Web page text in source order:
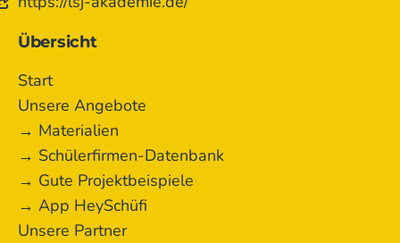
Übersicht
Start
Unsere Angebote
→ Materialien
→ Schülerfirmen-Datenbank
→ Gute Projektbeispiele
→ App HeySchüfi
Unsere Partner